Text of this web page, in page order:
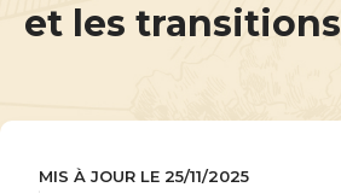
et les transitions
MIS À JOUR LE 25/11/2025